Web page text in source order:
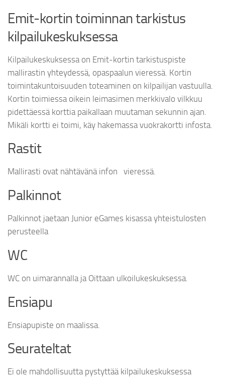
Emit-kortin toiminnan tarkistus
kilpailukeskuksessa
Kilpailukeskuksessa on Emit-kortin tarkistuspiste
mallirastin yhteydessä, opaspaalun vieressä. Kortin
toimintakuntoisuuden toteaminen on kilpailijan vastuulla.
Kortin toimiessa oikein leimasimen merkkivalo vilkkuu
pidettäessä korttia paikallaan muutaman sekunnin ajan.
Mikäli kortti ei toimi, käy hakemassa vuokrakortti infosta.
Rastit
Mallirasti ovat nähtävänä infon vieressä.
Palkinnot
Palkinnot jaetaan Junior eGames kisassa yhteistulosten
perusteella
WC
WC on uimarannalla ja Oittaan ulkoilukeskuksessa.
Ensiapu
Ensiapupiste on maalissa.
Seurateltat
Ei ole mahdollisuutta pystyttää kilpailukeskuksessa